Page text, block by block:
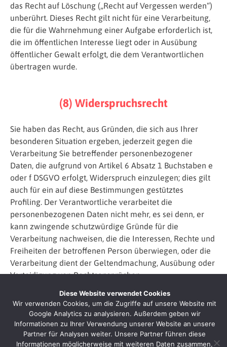
das Recht auf Löschung („Recht auf Vergessen werden“)
unberührt. Dieses Recht gilt nicht für eine Verarbeitung,
die für die Wahrnehmung einer Aufgabe erforderlich ist,
die im öffentlichen Interesse liegt oder in Ausübung
öffentlicher Gewalt erfolgt, die dem Verantwortlichen
übertragen wurde.
(8) Widerspruchsrecht
Sie haben das Recht, aus Gründen, die sich aus Ihrer
besonderen Situation ergeben, jederzeit gegen die
Verarbeitung Sie betreffender personenbezogener
Daten, die aufgrund von Artikel 6 Absatz 1 Buchstaben e
oder f DSGVO erfolgt, Widerspruch einzulegen; dies gilt
auch für ein auf diese Bestimmungen gestütztes
Profiling. Der Verantwortliche verarbeitet die
personenbezogenen Daten nicht mehr, es sei denn, er
kann zwingende schutzwürdige Gründe für die
Verarbeitung nachweisen, die die Interessen, Rechte und
Freiheiten der betroffenen Person überwiegen, oder die
Verarbeitung dient der Geltendmachung, Ausübung oder
Verteidigung von Rechtsansprüchen.
Werden personenbezogene Daten verarbeitet, um
Direktwerbung zu betreiben, so haben SIe das Recht,
jederzeit Widerspruch gegen die Verarbeitung Sie
betreffender personenbezogener Daten zum Zwecke
Diese Website verwendet Cookies
Wir verwenden Cookies, um die Zugriffe auf unsere Website mit
Google Analytics zu analysieren. Außerdem geben wir
Informationen zu Ihrer Verwendung unserer Website an unsere
Partner für Analysen weiter. Unsere Partner führen diese
Informationen möglicherweise mit weiteren Daten zusammen,